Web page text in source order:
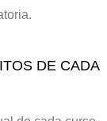
DE CADA